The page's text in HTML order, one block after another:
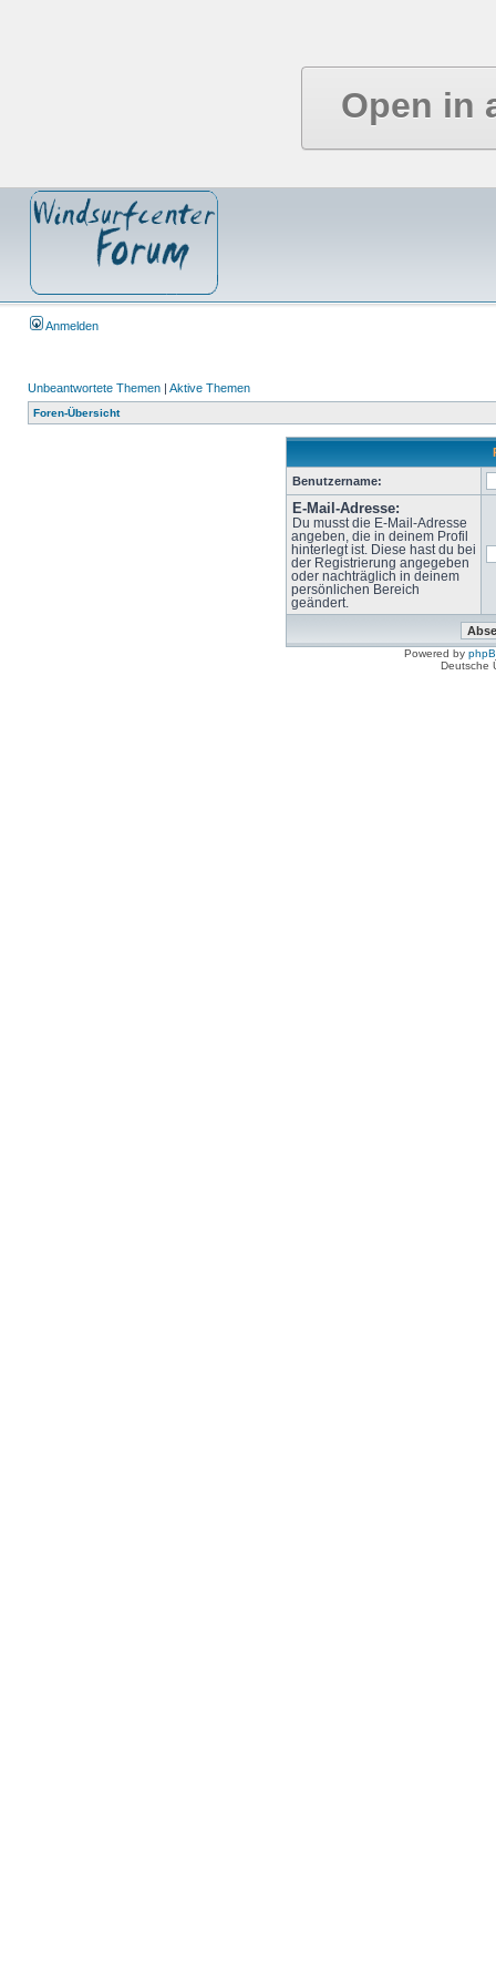
Open in
Anmelden
Unbeantwortete Themen | Aktive Themen
Foren-Übersicht
Benutzername:
E-Mail-Adresse:
Du musst die E-Mail-Adresse
angeben, die in deinem Profil
hinterlegt ist. Diese hast du bei
der Registrierung angegeben
oder nachträglich in deinem
persönlichen Bereich
geändert.
Powered by
Deutsche